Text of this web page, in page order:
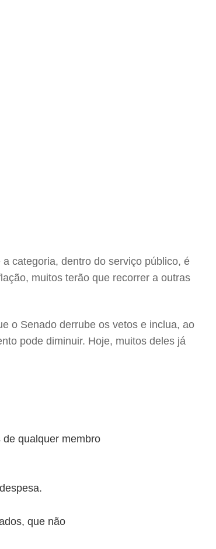
categoria, dentro do serviço público, é
muitos terão que recorrer a outras
o Senado derrube os vetos e inclua, ao
pode diminuir. Hoje, muitos deles já
qualquer membro
que não